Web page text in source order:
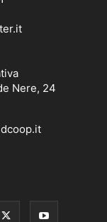
Nere, 24